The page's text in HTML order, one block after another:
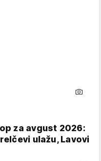
za avgust 2026:
ulažu, Lavovi